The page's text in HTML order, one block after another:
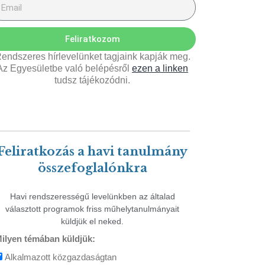
Feliratkozom
hírlevelünket tagjaink kapják meg.
Egyesületbe való belépésről ezen a linken
tudsz tájékozódni.
a havi tanulmány
összefoglalónkra
Havi rendszerességű levelünkben az általad
választott programok friss műhelytanulmányait
küldjük el neked.
témában küldjük:
Alkalmazott közgazdaságtan